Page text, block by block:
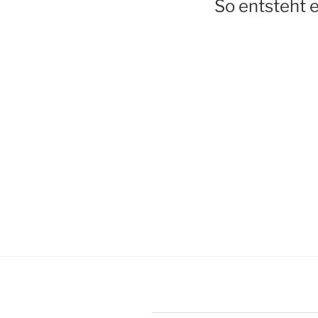
So entsteht